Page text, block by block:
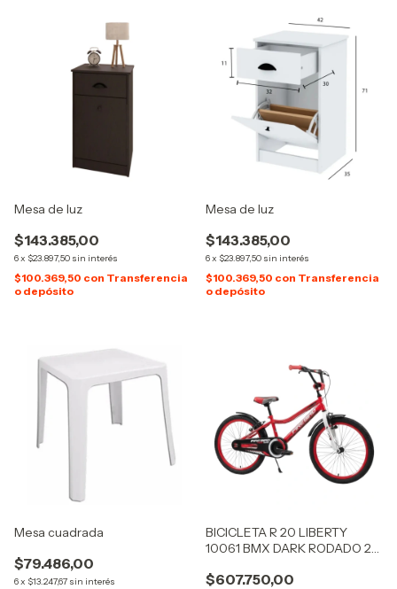
Mesa de luz
$143.385,00
6x $23.897,50 sin interés
$100.369,50 con Transferencia
o depósito
Mesa de luz
$143.385,00
6x $23.897,50 sin interés
$100.369,50 con Transferencia
o depósito
Mesa cuadrada
$79.486,00
6x $13.247,67 sin interés
BICICLETA R 20 LIBERTY
10061 BMX DARK RODADO 20
$607.750,00